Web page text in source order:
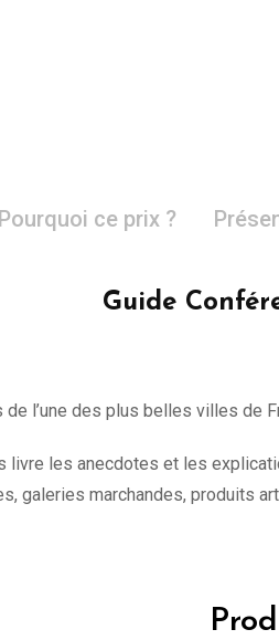
Pourquoi ce prix ?
Guide
l’une des plus belles villes de
livre les anecdotes et les
galeries marchandes, produits